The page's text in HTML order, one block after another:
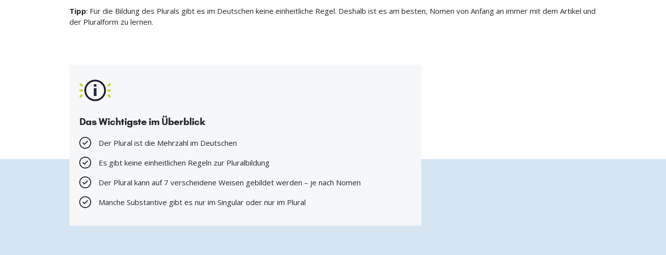
Tipp: Für die Bildung des Plurals gibt es im Deutschen keine einheitliche Regel. Deshalb ist es am besten, Nomen von Anfang an immer mit dem Artikel und
der Pluralform zu lernen.
Das Wichtigste im Überblick
Der Plural ist die Mehrzahl im Deutschen
Es gibt keine einheitlichen Regeln zur Pluralbildung
Der Plural kann auf 7 verscheidene Weisen gebildet werden – je nach Nomen
Manche Substantive gibt es nur im Singular oder nur im Plural